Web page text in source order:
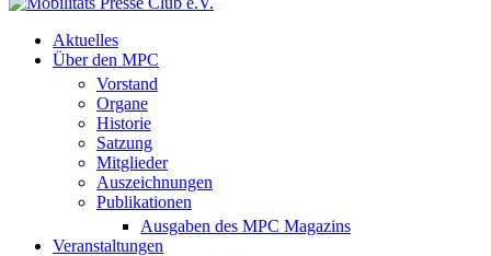
Aktuelles
Über den MPC
Vorstand
Organe
Historie
Satzung
Mitglieder
Auszeichnungen
Publikationen
Ausgaben des MPC Magazins
Veranstaltungen